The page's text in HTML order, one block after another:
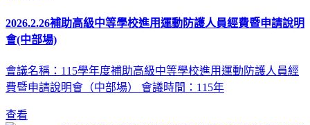
2026.2.26補助高級中等學校進用運動防護人員經費暨申請說明
會(中部場)
會議名稱：115學年度補助高級中等學校進用運動防護人員經
費暨申請說明會（中部場） 會議時間：115年
查看